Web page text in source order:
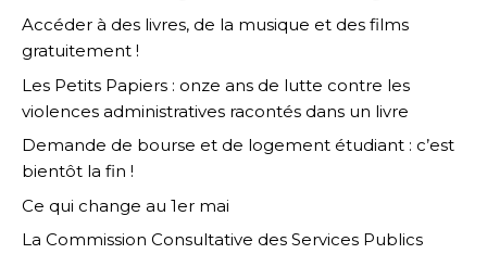
Accéder à des livres, de la musique et des films
gratuitement !
Les Petits Papiers : onze ans de lutte contre les
violences administratives racontés dans un livre
Demande de bourse et de logement étudiant : c’est
bientôt la fin !
Ce qui change au 1er mai
La Commission Consultative des Services Publics